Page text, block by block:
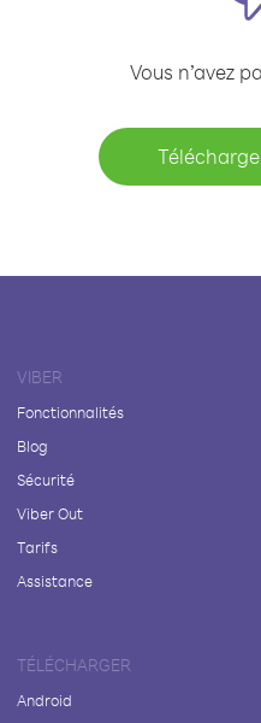
Vous n’avez
VIBER
Fonctionnalités
Blog
Sécurité
Viber Out
Tarifs
Assistance
TÉLÉCHARGER
Android